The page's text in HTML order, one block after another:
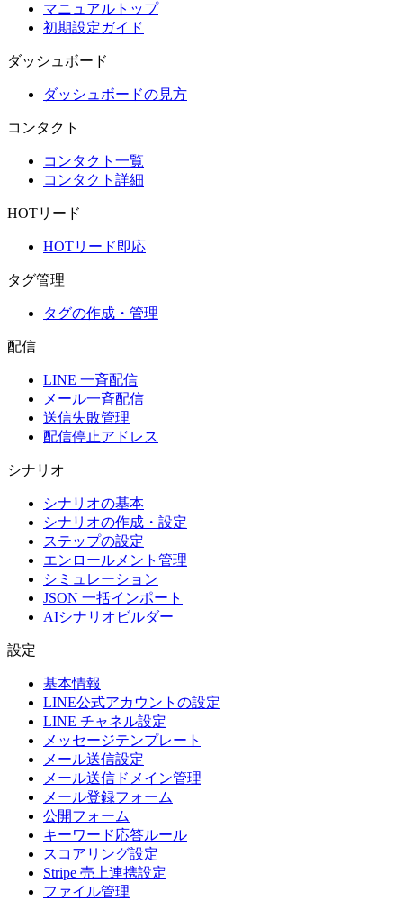
マニュアルトップ
初期設定ガイド
ダッシュボード
ダッシュボードの見方
コンタクト
コンタクト一覧
コンタクト詳細
HOTリード
HOTリード即応
タグ管理
タグの作成・管理
配信
LINE 一斉配信
メール一斉配信
送信失敗管理
配信停止アドレス
シナリオ
シナリオの基本
シナリオの作成・設定
ステップの設定
エンロールメント管理
シミュレーション
JSON 一括インポート
AIシナリオビルダー
設定
基本情報
LINE公式アカウントの設定
LINE チャネル設定
メッセージテンプレート
メール送信設定
メール送信ドメイン管理
メール登録フォーム
公開フォーム
キーワード応答ルール
スコアリング設定
Stripe 売上連携設定
ファイル管理